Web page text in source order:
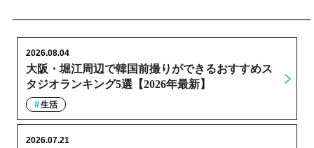
大阪・堀江周辺で韓国前撮りができるおすすめス
タジオランキング5選【2026年最新】
2026.08.04
生活
2026.07.21